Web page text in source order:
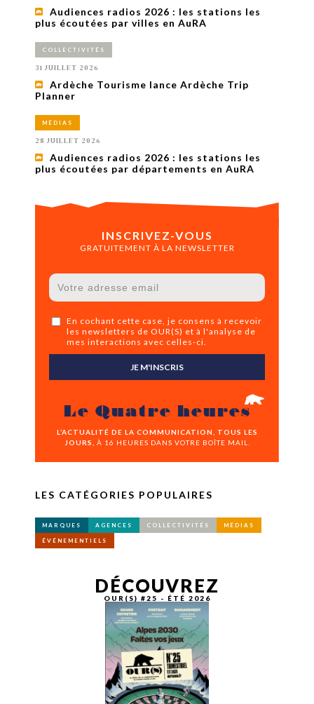
Audiences radios 2026 : les stations les
plus écoutées par villes en AuRA
COLLECTIVITÉS
31 JUILLET 2026
Ardèche Tourisme lance Ardèche Trip
Planner
MÉDIAS
28 JUILLET 2026
Audiences radios 2026 : les stations les
plus écoutées par départements en AuRA
INSCRIVEZ-VOUS
GRATUITEMENT À LA NEWSLETTER
En cochant cette case, je consens à recevoir
les newsletters de OUR(S) et à l'analyse de
mes interactions avec celles-ci.
JE M'INSCRIS
Le Quatre heures
L’ACTUALITÉ DE LA COMMUNICATION, TOUS LES
JOURS,
À 16 HEURES DANS VOTRE BOÎTE MAIL.
LES CATÉGORIES POPULAIRES
MARQUES AGENCES COLLECTIVITÉS MÉDIAS
ÉVÉNEMENTIELS
DÉCOUVREZ
OUR(S) #25 - ÉTÉ 2026